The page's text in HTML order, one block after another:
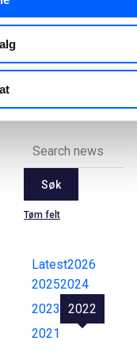
Alle
Søk
Tøm felt
Latest2026
20252024
2023
2022
2021